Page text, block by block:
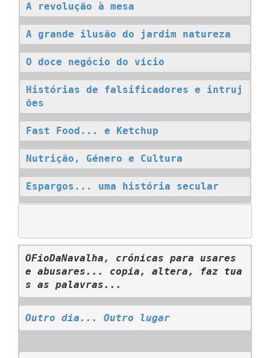
A revolução à mesa
A grande ilusão do jardim natureza
O doce negócio do vício
Histórias de falsificadores e intruj
ões
Fast Food... e Ketchup
Nutrição, Género e Cultura
Espargos... uma história secular
OFioDaNavalha, crónicas para usares
e abusares... copia, altera, faz tua
s as palavras...
Outro dia... Outro lugar